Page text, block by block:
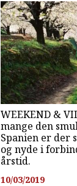
WEEKEND &
mange den
Spanien er der
og nyde i
årstid.
10/03/2019